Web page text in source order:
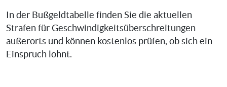
In der Bußgeldtabelle finden Sie die aktuellen
Strafen für Geschwindigkeitsüberschreitungen
außerorts und können kostenlos prüfen, ob sich ein
Einspruch lohnt.